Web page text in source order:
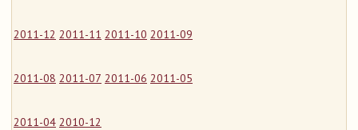
2011-12 2011-11 2011-10 2011-09
2011-08 2011-07 2011-06 2011-05
2011-04 2010-12